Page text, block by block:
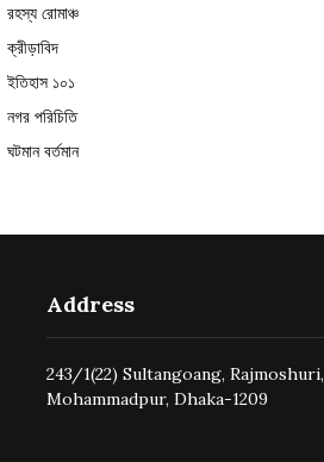
রহস্য রোমাঞ্চ
ক্রীড়াবিদ
ইতিহাস ১০১
নগর পরিচিতি
ঘটমান বর্তমান
Address
243/1(22) Sultangoang, Rajmoshuri,
Mohammadpur, Dhaka-1209